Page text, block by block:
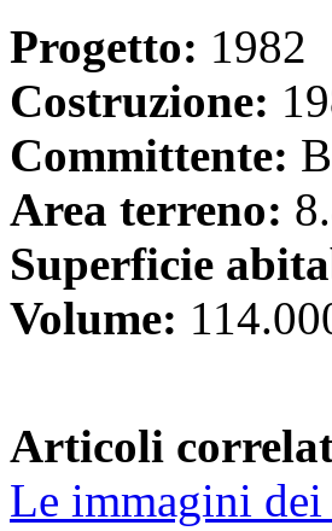
Progetto: 1982
Costruzione:
Committente:
Area terreno:
Superficie
Volume:
Articoli
Le immagini